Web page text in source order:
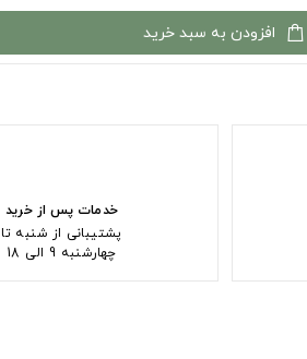
افزودن به سبد خرید
خدمات پس از خرید
پشتیبانی از شنبه تا
چهارشنبه 9 الی 18